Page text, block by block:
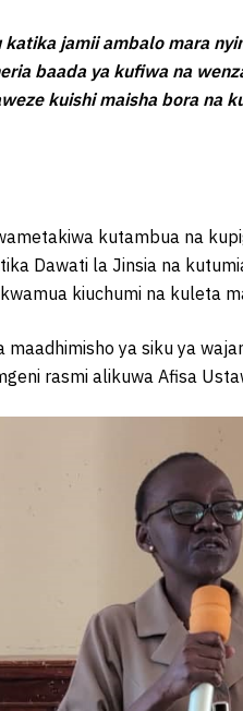
katika jamii ambalo mara
baada ya kufiwa na
kuishi maisha bora na
kutambua na
Dawati la Jinsia na
kiuchumi na kuleta
maadhimisho ya siku ya
rasmi alikuwa Afisa